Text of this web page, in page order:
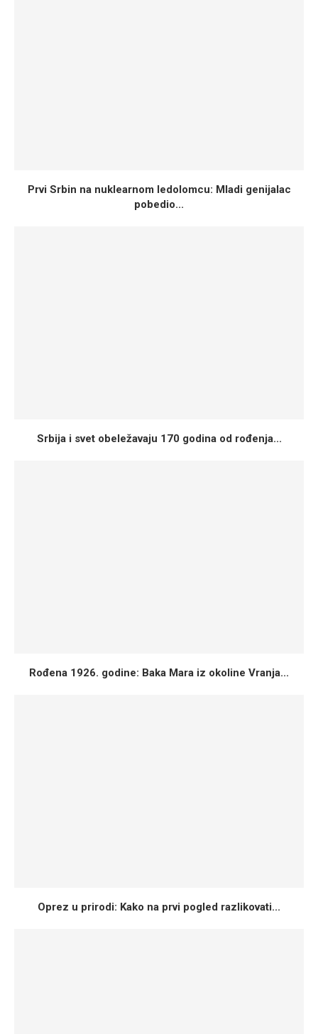
Prvi Srbin na nuklearnom ledolomcu: Mladi genijalac
pobedio...
Srbija i svet obeležavaju 170 godina od rođenja...
Rođena 1926. godine: Baka Mara iz okoline Vranja...
Oprez u prirodi: Kako na prvi pogled razlikovati...